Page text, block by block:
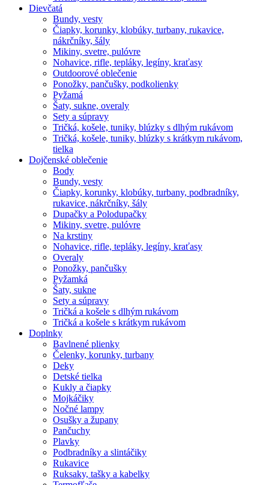
Dievčatá
Bundy, vesty
Čiapky, korunky, klobúky, turbany, rukavice,
nákrčníky, šály
Mikiny, svetre, pulóvre
Nohavice, rifle, tepláky, legíny, kraťasy
Outdoorové oblečenie
Ponožky, pančušky, podkolienky
Pyžamá
Šaty, sukne, overaly
Sety a súpravy
Tričká, košele, tuniky, blúzky s dlhým rukávom
Tričká, košele, tuniky, blúzky s krátkym rukávom,
tielka
Dojčenské oblečenie
Body
Bundy, vesty
Čiapky, korunky, klobúky, turbany, podbradníky,
rukavice, nákrčníky, šály
Dupačky a Polodupačky
Mikiny, svetre, pulóvre
Na krstiny
Nohavice, rifle, tepláky, legíny, kraťasy
Overaly
Ponožky, pančušky
Pyžamká
Šaty, sukne
Sety a súpravy
Tričká a košele s dlhým rukávom
Tričká a košele s krátkym rukávom
Doplnky
Bavlnené plienky
Čelenky, korunky, turbany
Deky
Detské tielka
Kukly a čiapky
Mojkáčiky
Nočné lampy
Osušky a župany
Pančuchy
Plavky
Podbradníky a slintáčiky
Rukavice
Ruksaky, tašky a kabelky